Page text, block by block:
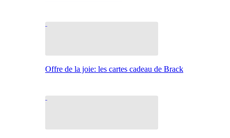
Offre de la joie: les cartes cadeau de Brack